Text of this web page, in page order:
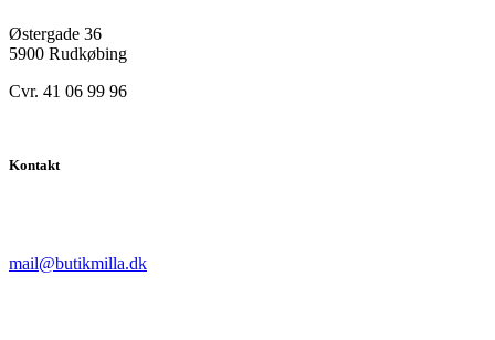
Østergade 36
5900 Rudkøbing
Cvr. 41 06 99 96
Kontakt
mail@butikmilla.dk